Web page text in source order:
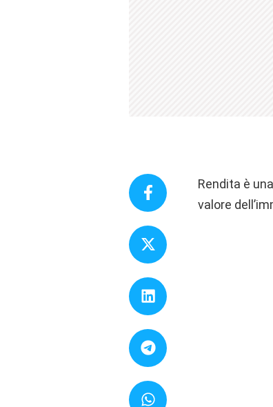
Rendita è
valore